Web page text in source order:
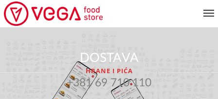
KORISNIČKI SERVISDOSTAVA
HRANE I PIĆA
+381 69 710 110